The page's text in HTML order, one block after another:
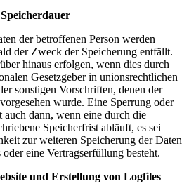
der betroffenen Person werden
der Zweck der Speicherung entfällt.
hinaus erfolgen, wenn dies durch
Gesetzgeber in unionsrechtlichen
sonstigen Vorschriften, denen der
wurde. Eine Sperrung oder
dann, wenn eine durch die
Speicherfrist abläuft, es sei
zur weiteren Speicherung der Daten
eine Vertragserfüllung besteht.
und Erstellung von Logfiles